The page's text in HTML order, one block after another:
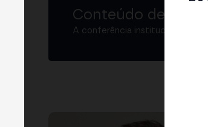
Conteúdo de
A conferência institucional de